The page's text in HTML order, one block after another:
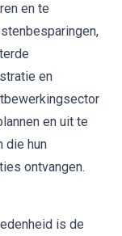
en te
en
en uit te
die hun
ontvangen.
is de